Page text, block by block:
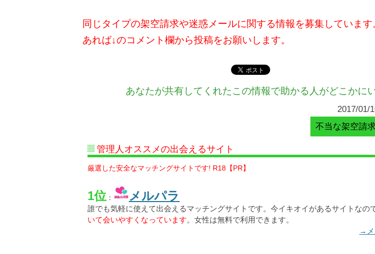
同じタイプの架空請求や迷惑メールに関する情報を募集していま
あれば↓のコメント欄から投稿をお願いします。
あなたが共有してくれたこの情報で助かる人がどこかに
2017/01/
不当な架空請
管理人オススメの出会えるサイト
厳選した安全なマッチングサイトです! R18【PR】
1位 ： メルパラ
誰でも気軽に使えて出会えるマッチングサイトです。今イキオイがあるサイトなので
いて会いやすくなっています。女性は無料で利用できます。
→メ